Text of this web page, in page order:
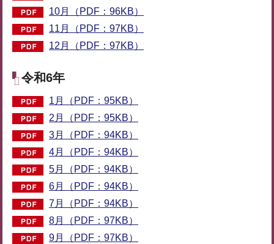
10月（PDF：96KB）
11月（PDF：97KB）
12月（PDF：97KB）
令和6年
1月（PDF：95KB）
2月（PDF：95KB）
3月（PDF：94KB）
4月（PDF：94KB）
5月（PDF：94KB）
6月（PDF：94KB）
7月（PDF：94KB）
8月（PDF：97KB）
9月（PDF：97KB）